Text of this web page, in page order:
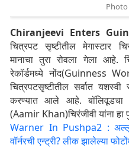
Photo
Chiranjeevi Enters
चित्रपट सृष्टीतील मेगास्टार
मानाचा तुरा रोवला गेला आहे.
रेकॉर्डमध्ये नोंद(Guinness
चित्रपटसृष्टीतील सर्वात यशस्वी
करण्यात आले आहे. बॉलिवूडचा
(Aamir Khan)चिरंजीवी यांना हा
Warner In Pushpa2 : अल्लू
वॉर्नरची एन्ट्री? लीक झालेल्या